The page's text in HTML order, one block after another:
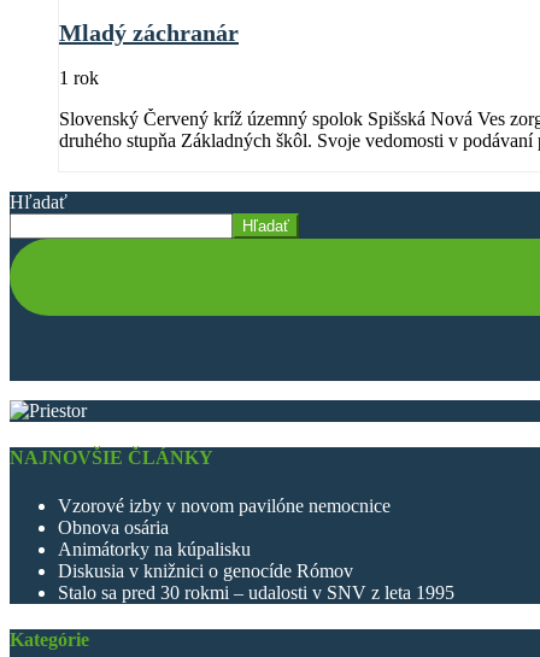
Mladý záchranár
1 rok
Slovenský Červený kríž územný spolok Spišská Nová Ves
druhého stupňa Základných škôl. Svoje vedomosti v
Hľadať
Hľadať
NAJNOVŠIE ČLÁNKY
Vzorové izby v novom pavilóne nemocnice
Obnova osária
Animátorky na kúpalisku
Diskusia v knižnici o genocíde Rómov
Stalo sa pred 30 rokmi – udalosti v SNV z leta 1995
Kategórie